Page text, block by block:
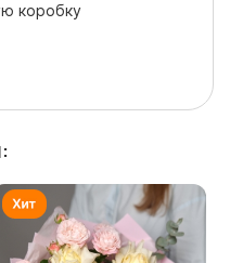
коробку